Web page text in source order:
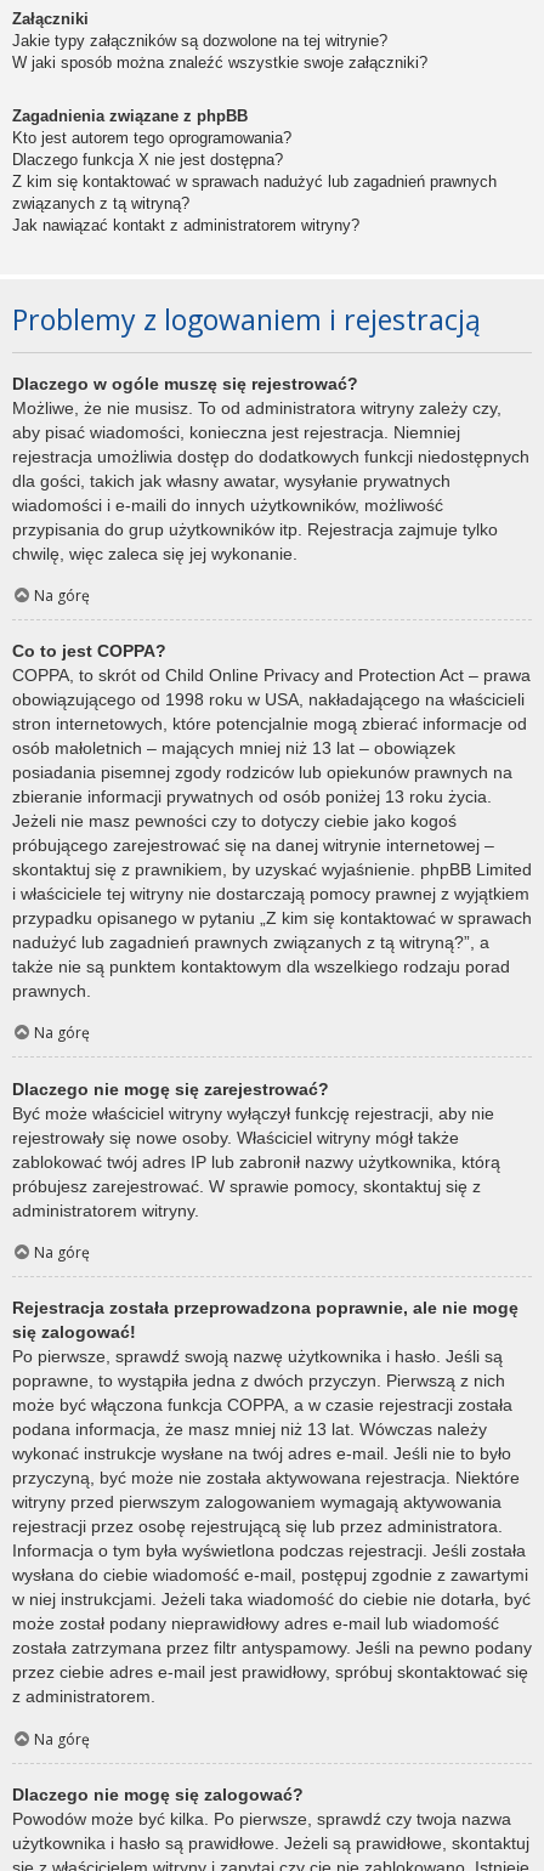
Załączniki
Jakie typy załączników są dozwolone na tej witrynie?
W jaki sposób można znaleźć wszystkie swoje załączniki?
Zagadnienia związane z phpBB
Kto jest autorem tego oprogramowania?
Dlaczego funkcja X nie jest dostępna?
Z kim się kontaktować w sprawach nadużyć lub zagadnień prawnych
związanych z tą witryną?
Jak nawiązać kontakt z administratorem witryny?
Problemy z logowaniem i rejestracją
Dlaczego w ogóle muszę się rejestrować?
Możliwe, że nie musisz. To od administratora witryny zależy czy,
aby pisać wiadomości, konieczna jest rejestracja. Niemniej
rejestracja umożliwia dostęp do dodatkowych funkcji niedostępnych
dla gości, takich jak własny awatar, wysyłanie prywatnych
wiadomości i e-maili do innych użytkowników, możliwość
przypisania do grup użytkowników itp. Rejestracja zajmuje tylko
chwilę, więc zaleca się jej wykonanie.
Na górę
Co to jest COPPA?
COPPA, to skrót od Child Online Privacy and Protection Act – prawa
obowiązującego od 1998 roku w USA, nakładającego na właścicieli
stron internetowych, które potencjalnie mogą zbierać informacje od
osób małoletnich – mających mniej niż 13 lat – obowiązek
posiadania pisemnej zgody rodziców lub opiekunów prawnych na
zbieranie informacji prywatnych od osób poniżej 13 roku życia.
Jeżeli nie masz pewności czy to dotyczy ciebie jako kogoś
próbującego zarejestrować się na danej witrynie internetowej –
skontaktuj się z prawnikiem, by uzyskać wyjaśnienie. phpBB Limited
i właściciele tej witryny nie dostarczają pomocy prawnej z wyjątkiem
przypadku opisanego w pytaniu „Z kim się kontaktować w sprawach
nadużyć lub zagadnień prawnych związanych z tą witryną?”, a
także nie są punktem kontaktowym dla wszelkiego rodzaju porad
prawnych.
Na górę
Dlaczego nie mogę się zarejestrować?
Być może właściciel witryny wyłączył funkcję rejestracji, aby nie
rejestrowały się nowe osoby. Właściciel witryny mógł także
zablokować twój adres IP lub zabronił nazwy użytkownika, którą
próbujesz zarejestrować. W sprawie pomocy, skontaktuj się z
administratorem witryny.
Na górę
Rejestracja została przeprowadzona poprawnie, ale nie mogę
się zalogować!
Po pierwsze, sprawdź swoją nazwę użytkownika i hasło. Jeśli są
poprawne, to wystąpiła jedna z dwóch przyczyn. Pierwszą z nich
może być włączona funkcja COPPA, a w czasie rejestracji została
podana informacja, że masz mniej niż 13 lat. Wówczas należy
wykonać instrukcje wysłane na twój adres e-mail. Jeśli nie to było
przyczyną, być może nie została aktywowana rejestracja. Niektóre
witryny przed pierwszym zalogowaniem wymagają aktywowania
rejestracji przez osobę rejestrującą się lub przez administratora.
Informacja o tym była wyświetlona podczas rejestracji. Jeśli została
wysłana do ciebie wiadomość e-mail, postępuj zgodnie z zawartymi
w niej instrukcjami. Jeżeli taka wiadomość do ciebie nie dotarła, być
może został podany nieprawidłowy adres e-mail lub wiadomość
została zatrzymana przez filtr antyspamowy. Jeśli na pewno podany
przez ciebie adres e-mail jest prawidłowy, spróbuj skontaktować się
z administratorem.
Na górę
Dlaczego nie mogę się zalogować?
Powodów może być kilka. Po pierwsze, sprawdź czy twoja nazwa
użytkownika i hasło są prawidłowe. Jeżeli są prawidłowe, skontaktuj